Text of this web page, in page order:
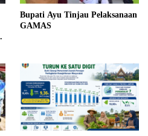
Bupati Ayu Tinjau Pelaksanaan
GAMAS